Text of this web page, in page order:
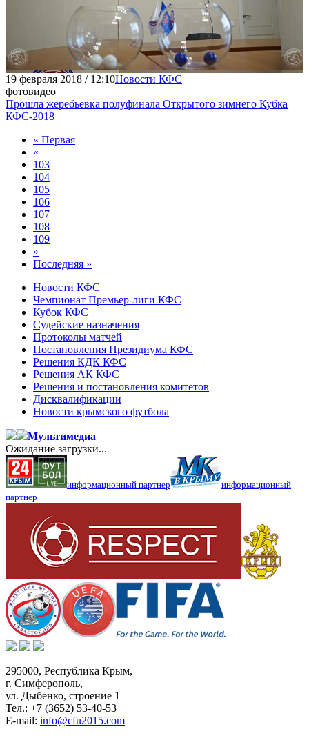
19 февраля 2018 / 12:10Новости КФС
фотовидео
Прошла жеребьевка полуфинала Открытого зимнего Кубка
КФС-2018
« Первая
«
103
104
105
106
107
108
109
»
Последняя »
Новости КФС
Чемпионат Премьер-лиги КФС
Кубок КФС
Судейские назначения
Протоколы матчей
Постановления Президиума КФС
Решения КДК КФС
Решения АК КФС
Решения и постановления комитетов
Дисквалификации
Новости крымского футбола
Мультимедиа
Ожидание загрузки...
информационный партнер
информационный
партнер
295000, Республика Крым,
г. Симферополь,
ул. Дыбенко, строение 1
Тел.: +7 (3652) 53-40-53
E-mail: info@cfu2015.com